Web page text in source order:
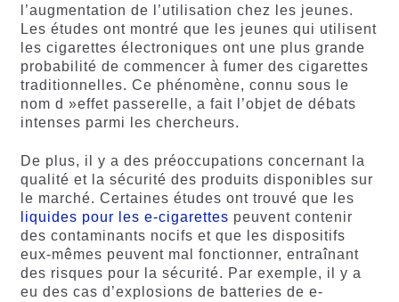
l’augmentation de l’utilisation chez les jeunes.
Les études ont montré que les jeunes qui utilisent
les cigarettes électroniques ont une plus grande
probabilité de commencer à fumer des cigarettes
traditionnelles. Ce phénomène, connu sous le
nom d »effet passerelle, a fait l’objet de débats
intenses parmi les chercheurs.
De plus, il y a des préoccupations concernant la
qualité et la sécurité des produits disponibles sur
le marché. Certaines études ont trouvé que les
liquides pour les e-cigarettes peuvent contenir
des contaminants nocifs et que les dispositifs
eux-mêmes peuvent mal fonctionner, entraînant
des risques pour la sécurité. Par exemple, il y a
eu des cas d’explosions de batteries de e-